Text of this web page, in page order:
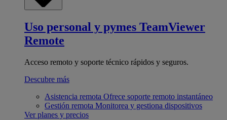
Uso personal y pymes TeamViewer
Remote
Acceso remoto y soporte técnico rápidos y seguros.
Descubre más
Asistencia remota Ofrece soporte remoto instantáneo
Gestión remota Monitorea y gestiona dispositivos
Ver planes y precios